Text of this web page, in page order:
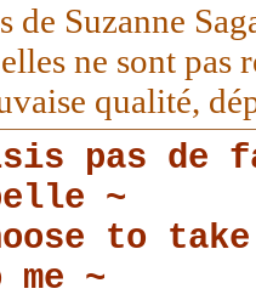
de Suzanne
ne sont pas
qualité,
pas de
~
to
~